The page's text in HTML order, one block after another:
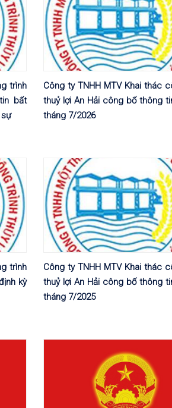
trình
bất
sự
Công ty TNHH MTV Khai thác
thuỷ lợi An Hải công bố thông
tháng 7/2026
trình
kỳ
Công ty TNHH MTV Khai thác
thuỷ lợi An Hải công bố thông
tháng 7/2025